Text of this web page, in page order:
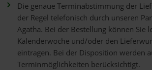
Die genaue Terminabstimmung der
der Regel telefonisch durch unseren
Agatha. Bei der Bestellung können Sie
Kalenderwoche und/oder den
eintragen. Bei der Disposition werden
Terminmöglichkeiten berücksichtigt.